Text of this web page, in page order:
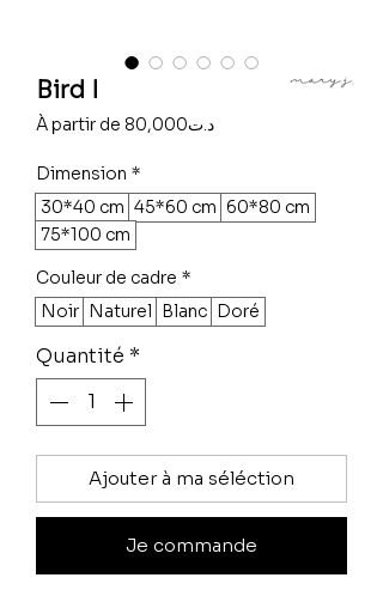
Bird I
À partir de 80,000د.تPrix
Dimension *
30*40 cm 45*60 cm 60*80 cm
75*100 cm
Couleur de cadre *
Noir Naturel Blanc Doré
Quantité *
Ajouter à ma séléction
Je commande